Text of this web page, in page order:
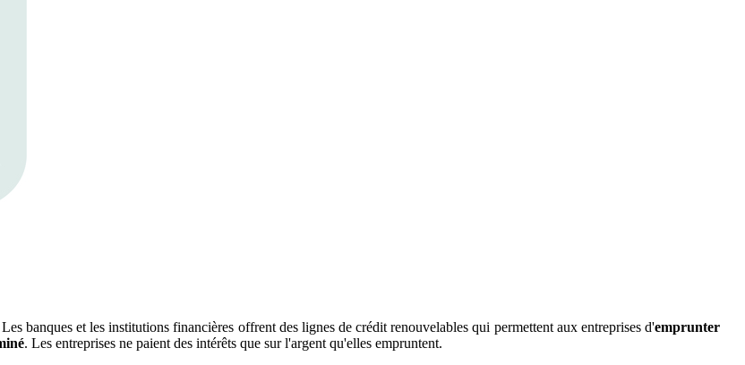
banques et les institutions financières offrent des lignes de crédit renouvelables qui permettent aux entreprises d'emprunter
. Les entreprises ne paient des intérêts que sur l'argent qu'elles empruntent.